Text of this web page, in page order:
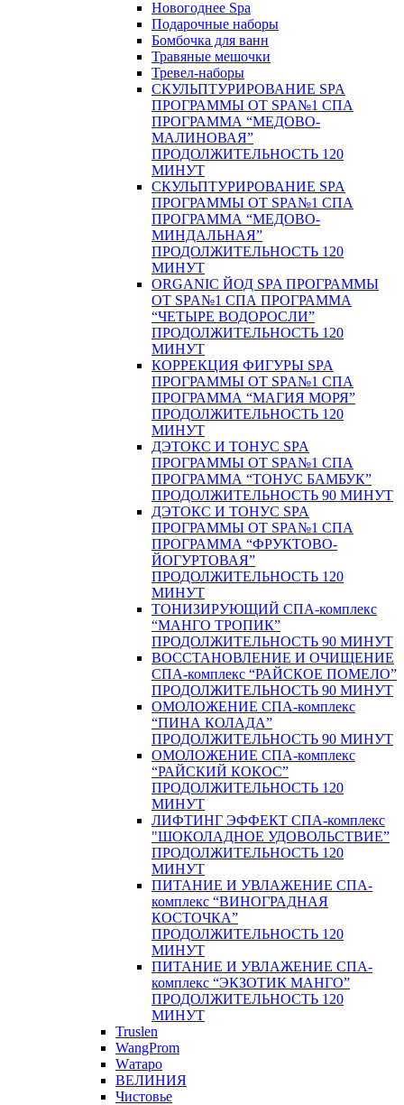
Новогоднее Spa
Подарочные наборы
Бомбочка для ванн
Травяные мешочки
Тревел-наборы
СКУЛЬПТУРИРОВАНИЕ SPA
ПРОГРАММЫ ОТ SPA№1 СПА
ПРОГРАММА “МЕДОВО-
МАЛИНОВАЯ”
ПРОДОЛЖИТЕЛЬНОСТЬ 120
МИНУТ
СКУЛЬПТУРИРОВАНИЕ SPA
ПРОГРАММЫ ОТ SPA№1 СПА
ПРОГРАММА “МЕДОВО-
МИНДАЛЬНАЯ”
ПРОДОЛЖИТЕЛЬНОСТЬ 120
МИНУТ
ORGANIC ЙОД SPA ПРОГРАММЫ
ОТ SPA№1 СПА ПРОГРАММА
“ЧЕТЫРЕ ВОДОРОСЛИ”
ПРОДОЛЖИТЕЛЬНОСТЬ 120
МИНУТ
КОРРЕКЦИЯ ФИГУРЫ SPA
ПРОГРАММЫ ОТ SPA№1 СПА
ПРОГРАММА “МАГИЯ МОРЯ”
ПРОДОЛЖИТЕЛЬНОСТЬ 120
МИНУТ
ДЭТОКС И ТОНУС SPA
ПРОГРАММЫ ОТ SPA№1 СПА
ПРОГРАММА “ТОНУС БАМБУК”
ПРОДОЛЖИТЕЛЬНОСТЬ 90 МИНУТ
ДЭТОКС И ТОНУС SPA
ПРОГРАММЫ ОТ SPA№1 СПА
ПРОГРАММА “ФРУКТОВО-
ЙОГУРТОВАЯ”
ПРОДОЛЖИТЕЛЬНОСТЬ 120
МИНУТ
ТОНИЗИРУЮЩИЙ СПА-комплекс
“МАНГО ТРОПИК”
ПРОДОЛЖИТЕЛЬНОСТЬ 90 МИНУТ
ВОССТАНОВЛЕНИЕ И ОЧИЩЕНИЕ
СПА-комплекс “РАЙСКОЕ ПОМЕЛО”
ПРОДОЛЖИТЕЛЬНОСТЬ 90 МИНУТ
ОМОЛОЖЕНИЕ СПА-комплекс
“ПИНА КОЛАДА”
ПРОДОЛЖИТЕЛЬНОСТЬ 90 МИНУТ
ОМОЛОЖЕНИЕ СПА-комплекс
“РАЙСКИЙ КОКОС”
ПРОДОЛЖИТЕЛЬНОСТЬ 120
МИНУТ
ЛИФТИНГ ЭФФЕКТ СПА-комплекс
"ШОКОЛАДНОЕ УДОВОЛЬСТВИЕ”
ПРОДОЛЖИТЕЛЬНОСТЬ 120
МИНУТ
ПИТАНИЕ И УВЛАЖЕНИЕ СПА-
комплекс “ВИНОГРАДНАЯ
КОСТОЧКА”
ПРОДОЛЖИТЕЛЬНОСТЬ 120
МИНУТ
ПИТАНИЕ И УВЛАЖЕНИЕ СПА-
комплекс “ЭКЗОТИК МАНГО”
ПРОДОЛЖИТЕЛЬНОСТЬ 120
МИНУТ
Truslen
WangProm
Wатаро
ВЕЛИНИЯ
Чистовье